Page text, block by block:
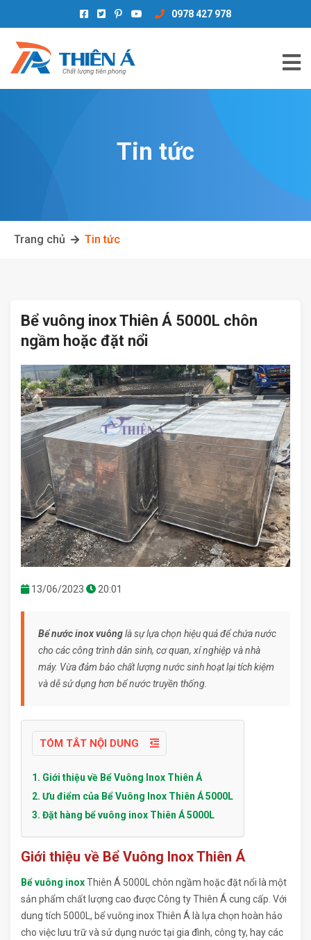
0978 427 978
Tin tức
Trang chủ Tin tức
Bể vuông inox Thiên Á 5000L chôn
ngầm hoặc đặt nổi
13/06/2023 20:01
Bể nước inox vuônglà sự lựa chọn hiệu quả để chứa nước
cho các công trình dân sinh, cơ quan, xí nghiệp và nhà
máy. Vừa đảm bảo chất lượng nước sinh hoạt lại tích kiệm
và dễ sử dụng hơn bể nước truyền thống.
TÓM TẮT NỘI DUNG
1. Giới thiệu về Bể Vuông Inox Thiên Á
2. Ưu điểm của Bể Vuông Inox Thiên Á 5000L
3. Đặt hàng bể vuông inox Thiên Á 5000L
Giới thiệu về Bể Vuông Inox Thiên Á
Bể vuông inoxThiên Á 5000L chôn ngầm hoặc đặt nổi là một
sản phẩm chất lượng cao được Công ty Thiên Á cung cấp. Với
dung tích 5000L, bể vuông inox Thiên Á là lựa chọn hoàn hảo
cho việc lưu trữ và sử dụng nước tại gia đình, công ty, hay các